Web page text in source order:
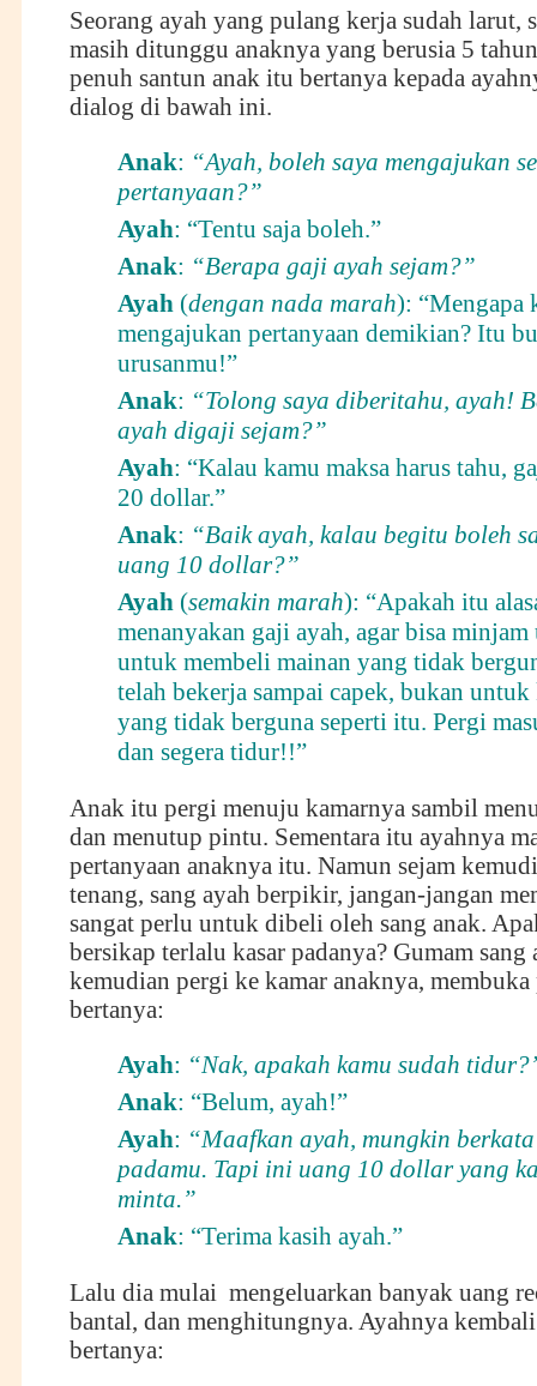
Seorang ayah yang pulang kerja sudah larut,
masih ditunggu anaknya yang berusia 5
penuh santun anak itu bertanya kepada
dialog di bawah ini.
Anak: “Ayah, boleh saya mengajukan
pertanyaan?”
Ayah: “Tentu saja boleh.”
Anak: “Berapa gaji ayah sejam?”
Ayah(dengan nada marah): “Mengapa
mengajukan pertanyaan demikian? Itu
urusanmu!”
Anak: “Tolong saya diberitahu, ayah!
ayah digaji sejam?”
Ayah: “Kalau kamu maksa harus tahu,
20 dollar.”
Anak: “Baik ayah, kalau begitu boleh
uang 10 dollar?”
Ayah(semakin marah): “Apakah itu
menanyakan gaji ayah, agar bisa minjam
untuk membeli mainan yang tidak
telah bekerja sampai capek, bukan
yang tidak berguna seperti itu. Pergi
dan segera tidur!!”
Anak itu pergi menuju kamarnya sambil
dan menutup pintu. Sementara itu ayahnya
pertanyaan anaknya itu. Namun sejam
tenang, sang ayah berpikir, jangan-jangan
sangat perlu untuk dibeli oleh sang anak.
bersikap terlalu kasar padanya? Gumam sang
kemudian pergi ke kamar anaknya,
bertanya:
Ayah: “Nak, apakah kamu sudah
Anak: “Belum, ayah!”
Ayah: “Maafkan ayah, mungkin
padamu. Tapi ini uang 10 dollar yang
minta.”
Anak: “Terima kasih ayah.”
Lalu dia mulai mengeluarkan banyak uang
bantal, dan menghitungnya. Ayahnya
bertanya: